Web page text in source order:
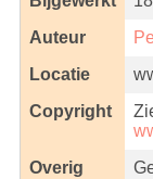
Auteur
Locatie
Copyright
Overig